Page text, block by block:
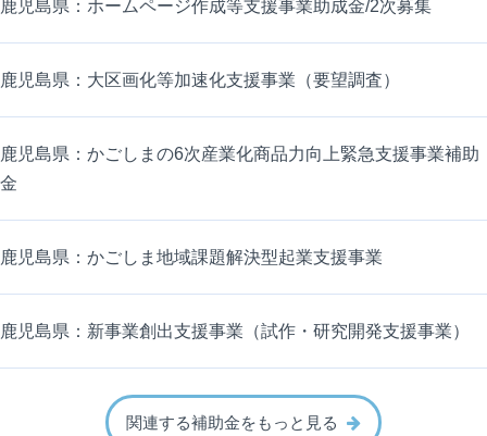
鹿児島県：ホームページ作成等支援事業助成金/2次募集
鹿児島県：大区画化等加速化支援事業（要望調査）
鹿児島県：かごしまの6次産業化商品力向上緊急支援事業補助
金
鹿児島県：かごしま地域課題解決型起業支援事業
鹿児島県：新事業創出支援事業（試作・研究開発支援事業）
関連する補助金をもっと見る